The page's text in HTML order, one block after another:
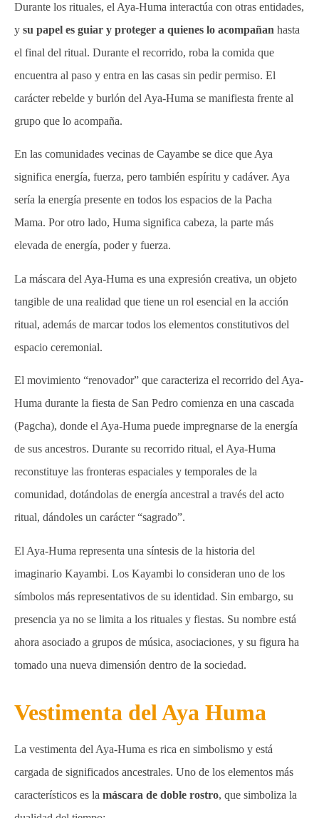
Durante los rituales, el Aya-Huma interactúa con otras entidades,
y su papel es guiar y proteger a quienes lo acompañan hasta
el final del ritual. Durante el recorrido, roba la comida que
encuentra al paso y entra en las casas sin pedir permiso. El
carácter rebelde y burlón del Aya-Huma se manifiesta frente al
grupo que lo acompaña.
En las comunidades vecinas de Cayambe se dice que Aya
significa energía, fuerza, pero también espíritu y cadáver. Aya
sería la energía presente en todos los espacios de la Pacha
Mama. Por otro lado, Huma significa cabeza, la parte más
elevada de energía, poder y fuerza.
La máscara del Aya-Huma es una expresión creativa, un objeto
tangible de una realidad que tiene un rol esencial en la acción
ritual, además de marcar todos los elementos constitutivos del
espacio ceremonial.
El movimiento “renovador” que caracteriza el recorrido del Aya-
Huma durante la fiesta de San Pedro comienza en una cascada
(Pagcha), donde el Aya-Huma puede impregnarse de la energía
de sus ancestros. Durante su recorrido ritual, el Aya-Huma
reconstituye las fronteras espaciales y temporales de la
comunidad, dotándolas de energía ancestral a través del acto
ritual, dándoles un carácter “sagrado”.
El Aya-Huma representa una síntesis de la historia del
imaginario Kayambi. Los Kayambi lo consideran uno de los
símbolos más representativos de su identidad. Sin embargo, su
presencia ya no se limita a los rituales y fiestas. Su nombre está
ahora asociado a grupos de música, asociaciones, y su figura ha
tomado una nueva dimensión dentro de la sociedad.
Vestimenta del Aya Huma
La vestimenta del Aya-Huma es rica en simbolismo y está
cargada de significados ancestrales. Uno de los elementos más
característicos es la máscara de doble rostro, que simboliza la